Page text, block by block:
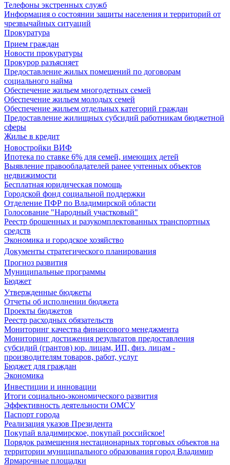
Телефоны экстренных служб
Информация о состоянии защиты населения и территорий от
чрезвычайных ситуаций
Прокуратура
Прием граждан
Новости прокуратуры
Прокурор разъясняет
Предоставление жилых помещений по договорам
социального найма
Обеспечение жильем многодетных семей
Обеспечение жильем молодых семей
Обеспечение жильем отдельных категорий граждан
Предоставление жилищных субсидий работникам бюджетной
сферы
Жилье в кредит
Новостройки ВИФ
Ипотека по ставке 6% для семей, имеющих детей
Выявление правообладателей ранее учтенных объектов
недвижимости
Бесплатная юридическая помощь
Городской фонд социальной поддержки
Отделение ПФР по Владимирской области
Голосование "Народный участковый"
Реестр брошенных и разукомплектованных транспортных
средств
Экономика и городское хозяйство
Документы стратегического планирования
Прогноз развития
Муниципальные программы
Бюджет
Утвержденные бюджеты
Отчеты об исполнении бюджета
Проекты бюджетов
Реестр расходных обязательств
Мониторинг качества финансового менеджмента
Мониторинг достижения результатов предоставления
субсидий (грантов) юр. лицам, ИП, физ. лицам -
производителям товаров, работ, услуг
Бюджет для граждан
Экономика
Инвестиции и инновации
Итоги социально-экономического развития
Эффективность деятельности ОМСУ
Паспорт города
Реализация указов Президента
Покупай владимирское, покупай российское!
Порядок размещения нестационарных торговых объектов на
территории муниципального образования город Владимир
Ярмарочные площадки